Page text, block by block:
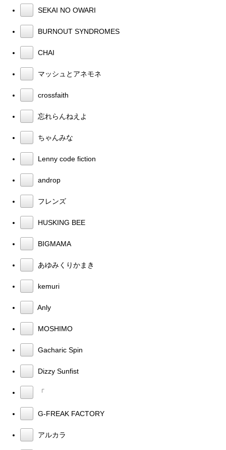
SEKAI NO OWARI
BURNOUT SYNDROMES
CHAI
マッシュとアネモネ
crossfaith
忘れらんねえよ
ちゃんみな
Lenny code fiction
androp
フレンズ
HUSKING BEE
BIGMAMA
あゆみくりかまき
kemuri
Anly
MOSHIMO
Gacharic Spin
Dizzy Sunfist
「
G-FREAK FACTORY
アルカラ